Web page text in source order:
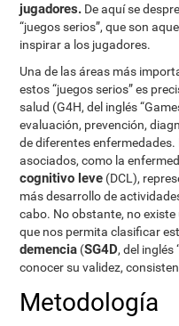
jugadores. De aquí se
“juegos serios”, que son
inspirar a los jugadores.
Una de las áreas más
estos “juegos serios” es
salud (G4H, del inglés
evaluación, prevención,
de diferentes
asociados, como la
cognitivo leve (DCL),
más desarrollo de
cabo. No obstante, no
que nos permita clasificar
demencia (SG4D, del inglés
conocer su validez,
Metodología